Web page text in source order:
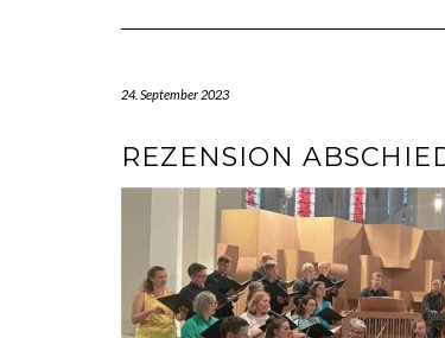
24. September 2023
REZENSION